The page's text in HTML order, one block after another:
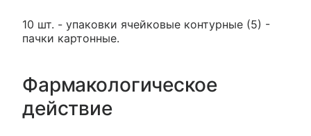
10 шт. - упаковки ячейковые контурные (5) -
пачки картонные.
Фармакологическое
действие